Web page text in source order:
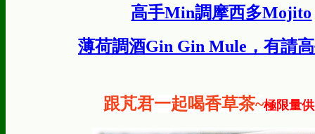
高手Min調摩西多Mojito
薄荷調酒Gin Gin Mule，有請
跟芃君一起喝香草茶~極限量